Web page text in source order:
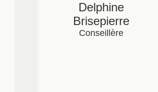
Delphine
Brisepierre
Conseillère